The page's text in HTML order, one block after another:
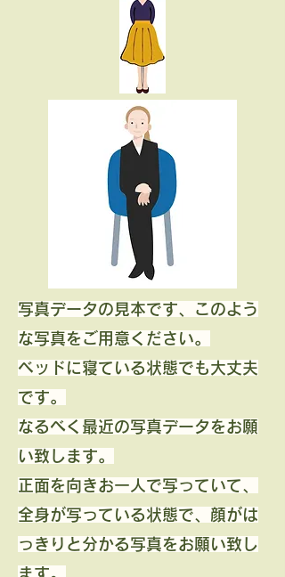
写真データの見本です、このよう
な写真をご用意ください。
ベッドに寝ている状態でも大丈夫
です。
​なるべく最近の写真データをお願
い致します。
正面を向き​お一人で写っていて、
全身が写っている状態で、顔がは
っきりと分かる写真をお願い致し
ます。